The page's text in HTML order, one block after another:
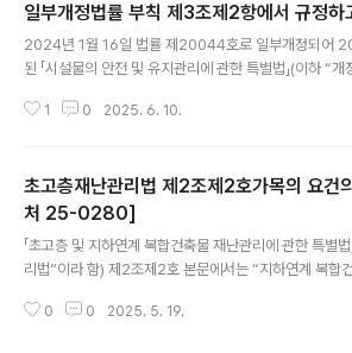
대행하게 할 수 있다고 규정하고 있으며, 그 위임에 따라
칙 제26조제1호에서는 같은 법 제22조제3항에 따라
(이하 “대행사업자”라 함)가 전기안전관리..
일부개정법률 부칙 제3조제2항에서 규정하
행 당시 종전의 규정에 따른 유지관리업자”
5-0132]
2024년 1월 16일 법률 제20044호로 일부개정되어
된 「시설물의 안전 및 유지관리에 관한 특별법」(이하 “
리원, 안전진단전문기관 또는 안전점검전문기관(개정 시
시설물의 안전점검 또는 긴급안전점검을 대행할 수 있는
업기본법」 제9조에 따라 등록한 유지관리업자를 의미하
법 제28조의2의 개정규정에 따른 안전점검전문기관으로
고 규정하고 있고, 같은 부..
1 0 2025. 6. 10.
초고층재난관리법 제2조제2호가목의 요건
처 25-0280]
「초고층 및 지하연계 복합건축물 재난관리에 관한 특별
리법”이라 함) 제2조제2호 본문에서는 “지하연계 복합
두 갖춘 것을 말한다고 규정하고 있고, 같은 호 가목에서
0 0 2025. 5. 19.